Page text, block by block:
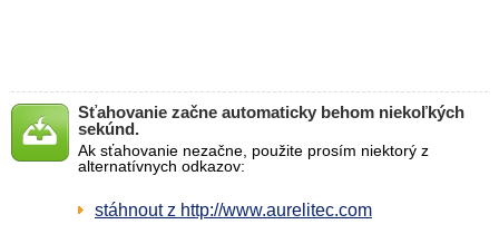
Sťahovanie začne automaticky behom niekoľkých
sekúnd.
Ak sťahovanie nezačne, použite prosím niektorý z
alternatívnych odkazov:
stáhnout z http://www.aurelitec.com